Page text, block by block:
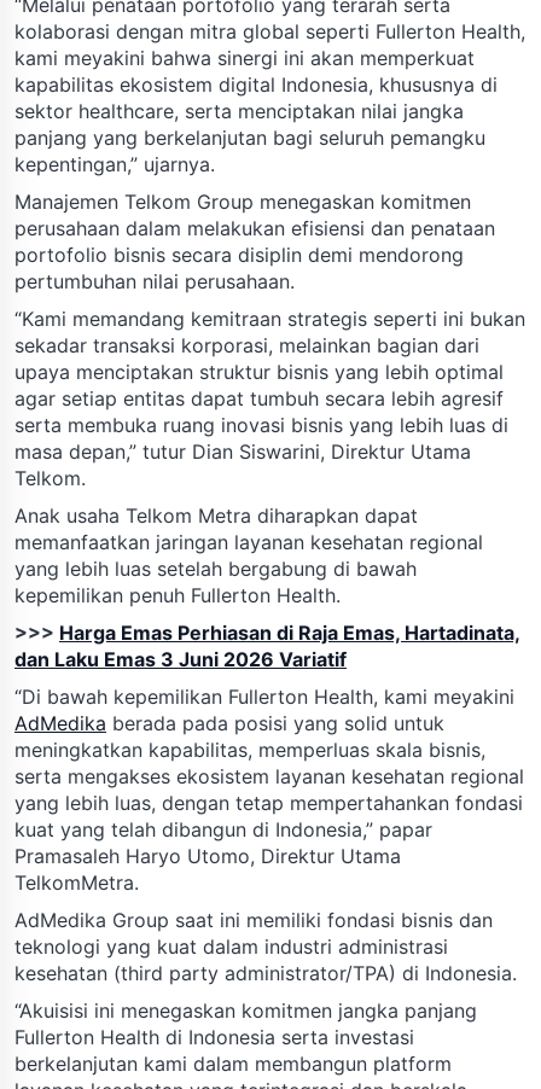
kolaborasi dengan mitra global seperti Fullerton Health,
kami meyakini bahwa sinergi ini akan memperkuat
kapabilitas ekosistem digital Indonesia, khususnya di
sektor healthcare, serta menciptakan nilai jangka
panjang yang berkelanjutan bagi seluruh pemangku
kepentingan,” ujarnya.
Manajemen Telkom Group menegaskan komitmen
perusahaan dalam melakukan efisiensi dan penataan
portofolio bisnis secara disiplin demi mendorong
pertumbuhan nilai perusahaan.
“Kami memandang kemitraan strategis seperti ini bukan
sekadar transaksi korporasi, melainkan bagian dari
upaya menciptakan struktur bisnis yang lebih optimal
agar setiap entitas dapat tumbuh secara lebih agresif
serta membuka ruang inovasi bisnis yang lebih luas di
masa depan,” tutur Dian Siswarini, Direktur Utama
Telkom.
Anak usaha Telkom Metra diharapkan dapat
memanfaatkan jaringan layanan kesehatan regional
yang lebih luas setelah bergabung di bawah
kepemilikan penuh Fullerton Health.
>>> Harga Emas Perhiasan di Raja Emas, Hartadinata,
dan Laku Emas 3 Juni 2026 Variatif
“Di bawah kepemilikan Fullerton Health, kami meyakini
AdMedika berada pada posisi yang solid untuk
meningkatkan kapabilitas, memperluas skala bisnis,
serta mengakses ekosistem layanan kesehatan regional
yang lebih luas, dengan tetap mempertahankan fondasi
kuat yang telah dibangun di Indonesia,” papar
Pramasaleh Haryo Utomo, Direktur Utama
TelkomMetra.
AdMedika Group saat ini memiliki fondasi bisnis dan
teknologi yang kuat dalam industri administrasi
kesehatan (third party administrator/TPA) di Indonesia.
“Akuisisi ini menegaskan komitmen jangka panjang
Fullerton Health di Indonesia serta investasi
berkelanjutan kami dalam membangun platform